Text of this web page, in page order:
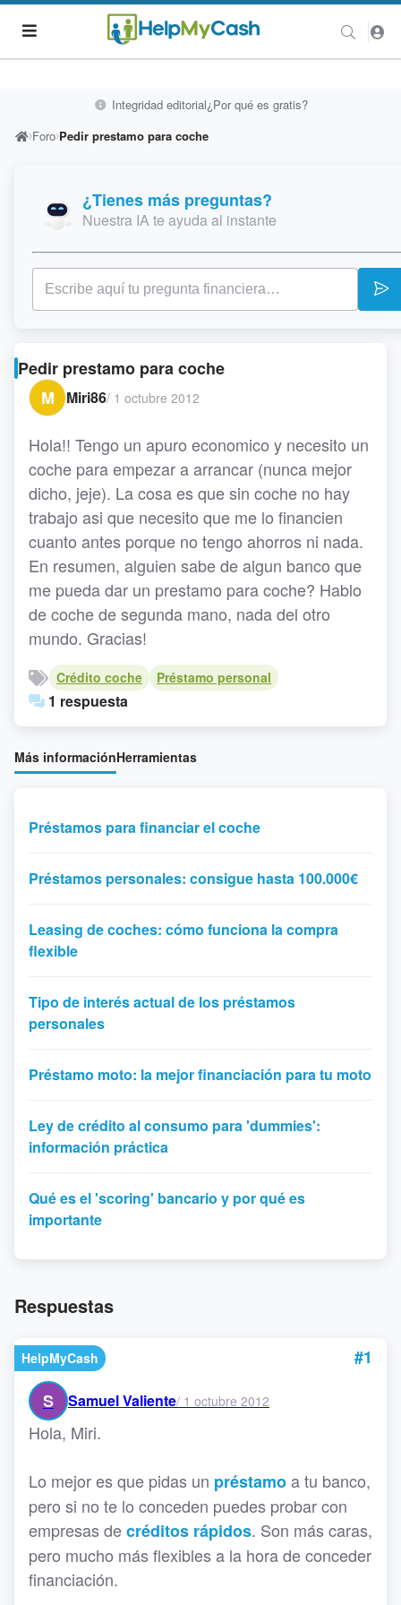
Integridad editorial¿Por qué es gratis?
Foro Pedir prestamo para coche
¿Tienes más preguntas?
Nuestra IA te ayuda al instante
Pedir prestamo para coche
M
Miri86/ 1 octubre 2012
Hola!! Tengo un apuro economico y necesito un
coche para empezar a arrancar (nunca mejor
dicho, jeje). La cosa es que sin coche no hay
trabajo asi que necesito que me lo financien
cuanto antes porque no tengo ahorros ni nada.
En resumen, alguien sabe de algun banco que
me pueda dar un prestamo para coche? Hablo
de coche de segunda mano, nada del otro
mundo. Gracias!
Crédito coche Préstamo personal
1 respuesta
Más informaciónHerramientas
Préstamos para financiar el coche
Préstamos personales: consigue hasta 100.000€
Leasing de coches: cómo funciona la compra
flexible
Tipo de interés actual de los préstamos
personales
Préstamo moto: la mejor financiación para tu moto
Ley de crédito al consumo para 'dummies':
información práctica
Qué es el 'scoring' bancario y por qué es
importante
Respuestas
HelpMyCash
#1
S
Samuel Valiente/ 1 octubre 2012
Hola, Miri.
Lo mejor es que pidas un préstamoa tu banco,
pero si no te lo conceden puedes probar con
empresas decréditos rápidos. Son más caras,
pero mucho más flexibles a la hora de conceder
financiación.